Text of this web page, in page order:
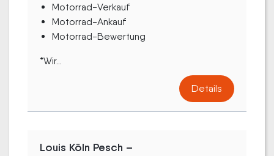
Motorrad-Verkauf
Motorrad-Ankauf
Motorrad-Bewertung
*Wir...
Details
Louis Köln Pesch –